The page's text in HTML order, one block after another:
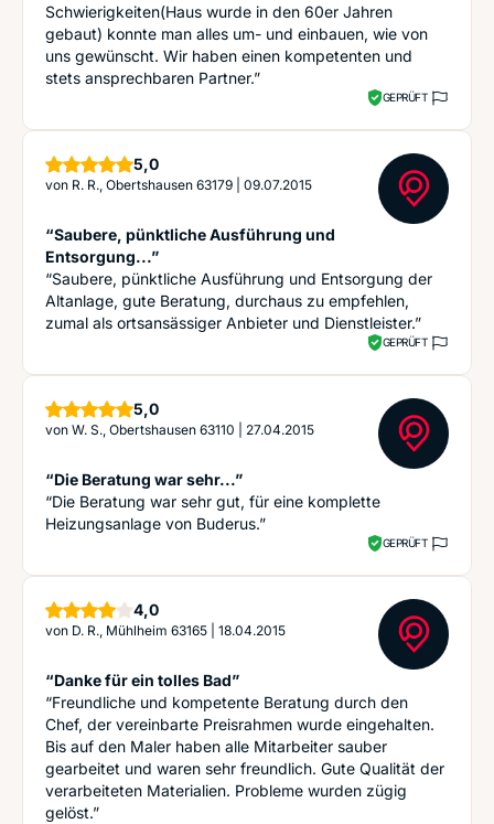
Schwierigkeiten(Haus wurde in den 60er Jahren
gebaut) konnte man alles um- und einbauen, wie von
uns gewünscht. Wir haben einen kompetenten und
stets ansprechbaren Partner.”
GEPRÜFT
5,0Sterne
von R. R., Obertshausen 63179 09.07.2015
“Saubere, pünktliche Ausführung und
Entsorgung...”
“Saubere, pünktliche Ausführung und Entsorgung der
Altanlage, gute Beratung, durchaus zu empfehlen,
zumal als ortsansässiger Anbieter und Dienstleister.”
GEPRÜFT
5,0Sterne
von W. S., Obertshausen 63110 27.04.2015
“Die Beratung war sehr...”
“Die Beratung war sehr gut, für eine komplette
Heizungsanlage von Buderus.”
GEPRÜFT
4,0Sterne
von D. R., Mühlheim 63165 18.04.2015
“Danke für ein tolles Bad”
“Freundliche und kompetente Beratung durch den
Chef, der vereinbarte Preisrahmen wurde eingehalten.
Bis auf den Maler haben alle Mitarbeiter sauber
gearbeitet und waren sehr freundlich. Gute Qualität der
verarbeiteten Materialien. Probleme wurden zügig
gelöst.”